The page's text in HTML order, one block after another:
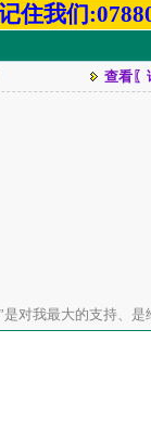
住我们
查看〖
是对我最大的支持、